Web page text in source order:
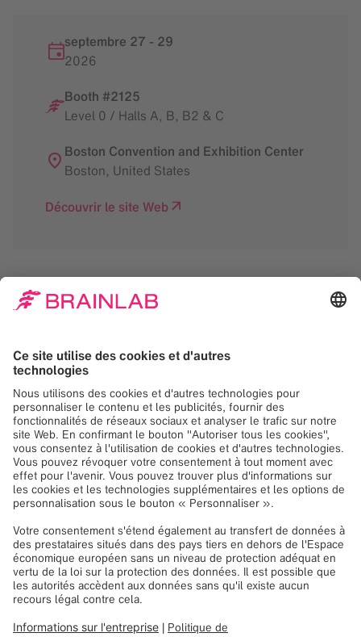
septembre 27 - 29
2026
Booth #2125
Level 0 / Halls A, B, B2 & C
Boston Convention and Exhibition Center
Boston, United States
Découvrir le site Web
votre consentement
pour charger le service
Google Maps!
Nous utilisons Google Maps, pour intégrer du
contenu susceptible de collecter des
données sur votre activité. Veuillez vérifier les
détails et accepter le service pour voir ce
contenu.
Plus d'information
Accepter
Management